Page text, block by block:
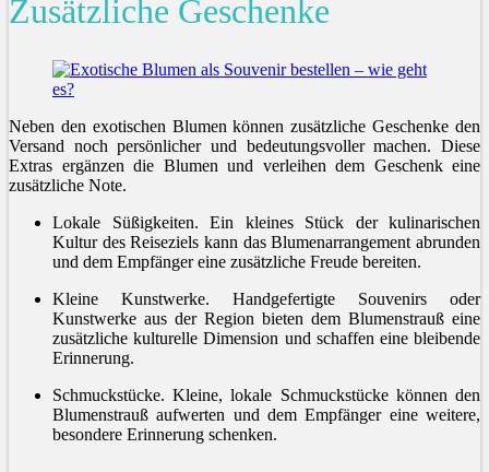
Zusätzliche Geschenke
Neben den exotischen Blumen können zusätzliche Geschenke den
Versand noch persönlicher und bedeutungsvoller machen. Diese
Extras ergänzen die Blumen und verleihen dem Geschenk eine
zusätzliche Note.
Lokale Süßigkeiten. Ein kleines Stück der kulinarischen
Kultur des Reiseziels kann das Blumenarrangement abrunden
und dem Empfänger eine zusätzliche Freude bereiten.
Kleine Kunstwerke. Handgefertigte Souvenirs oder
Kunstwerke aus der Region bieten dem Blumenstrauß eine
zusätzliche kulturelle Dimension und schaffen eine bleibende
Erinnerung.
Schmuckstücke. Kleine, lokale Schmuckstücke können den
Blumenstrauß aufwerten und dem Empfänger eine weitere,
besondere Erinnerung schenken.